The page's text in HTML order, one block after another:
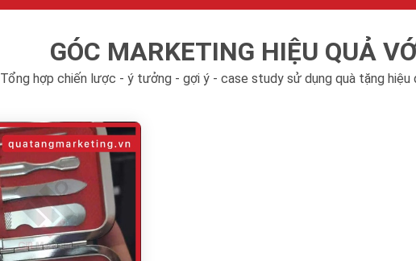
GÓC MARKETING HIỆU QUẢ
Tổng hợp chiến lược - ý tưởng - gợi ý - case study sử dụng quà tặng hiệu